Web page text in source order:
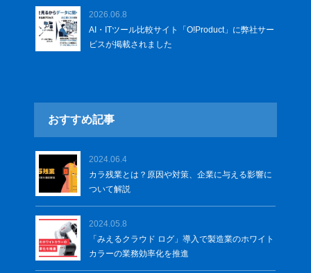
2026.06.8
AI・ITツール比較サイト「O!Product」に弊社サー
ビスが掲載されました
おすすめ記事
2024.06.4
カラ残業とは？原因や対策、企業に与える影響に
ついて解説
2024.05.8
「みえるクラウド ログ」導入で製造業のホワイト
カラーの業務効率化を推進